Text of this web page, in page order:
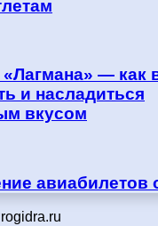
— как
и насладиться
вкусом
авиабилетов